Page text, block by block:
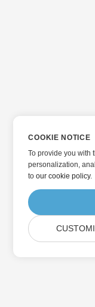
COOKIE NOTICE
To provide you with
personalization,
toour cookie policy.